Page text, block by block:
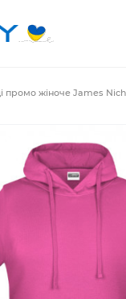
промо жіноче James